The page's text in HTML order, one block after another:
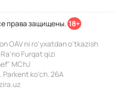
права защищены. 18+
OAV ni ro'yxatdan o'tkazish
Furqat qizi
MChJ
Parkent ko'ch. 26A